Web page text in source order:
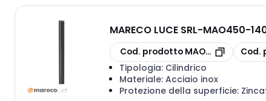
MARECO LUCE SRL-MAO450-
copiaCod. prodotto MAO450- copia
Cod.
Tipologia: Cilindrico
Materiale: Acciaio inox
Protezione della superficie: